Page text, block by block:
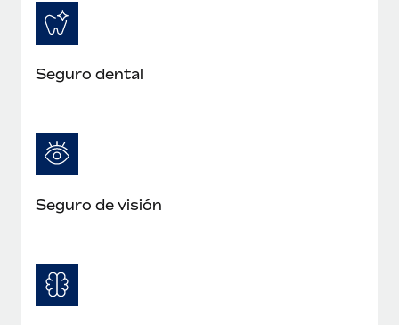
Seguro dental
Seguro de visión